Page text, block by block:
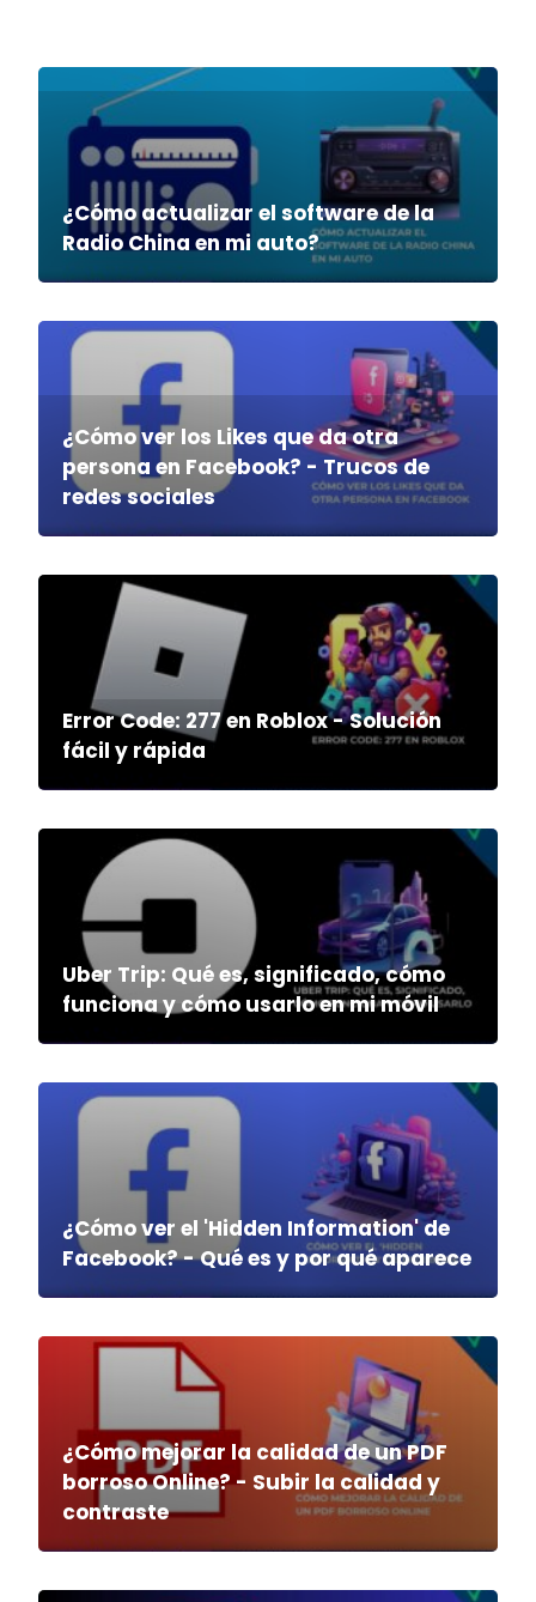
¿Cómo actualizar el software de la
Radio China en mi auto?
¿Cómo ver los Likes que da otra
persona en Facebook? - Trucos de
redes sociales
Error Code: 277 en Roblox - Solución
fácil y rápida
Uber Trip: Qué es, significado, cómo
funciona y cómo usarlo en mi móvil
¿Cómo ver el 'Hidden Information' de
Facebook? - Qué es y por qué aparece
¿Cómo mejorar la calidad de un PDF
borroso Online? - Subir la calidad y
contraste